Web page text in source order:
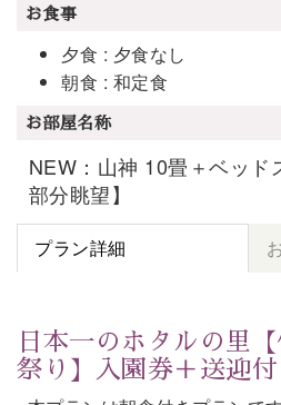
お食事
夕食 : 夕食なし
朝食 : 和定食
お部屋名称
NEW：山神 10畳＋ベッド
部分眺望】
プラン詳細
日本一のホタルの里
祭り】入園券＋送迎付